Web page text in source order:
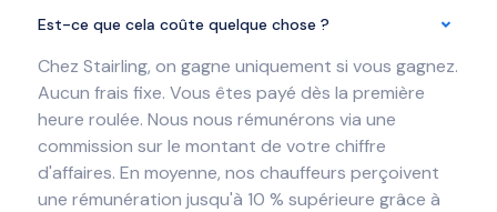
Est-ce que cela coûte quelque chose ?
Chez Stairling, on gagne uniquement si vous gagnez.
Aucun frais fixe. Vous êtes payé dès la première
heure roulée. Nous nous rémunérons via une
commission sur le montant de votre chiffre
d'affaires. En moyenne, nos chauffeurs perçoivent
une rémunération jusqu'à 10 % supérieure grâce à